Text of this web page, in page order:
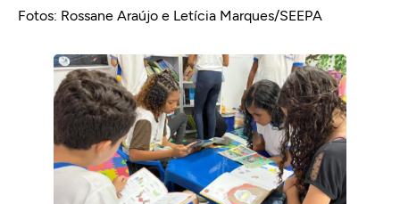
Fotos: Rossane Araújo e Letícia Marques/SEEPA